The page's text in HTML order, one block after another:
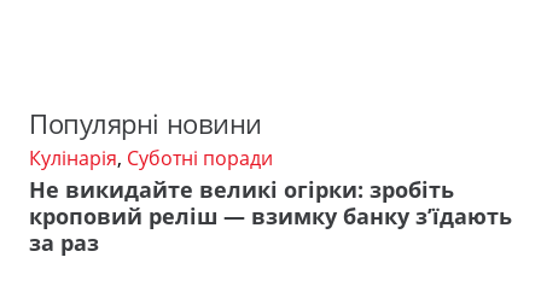
Популярні новини
Кулінарія, Суботні поради
Не викидайте великі огірки: зробіть
кроповий реліш — взимку банку з’їдають
за раз